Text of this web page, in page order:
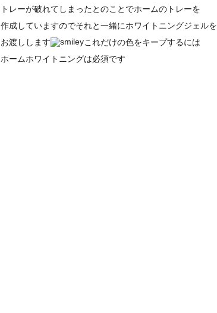
トレーが破れてしまったとのことでホームのトレーを
作成していますのでそれと一緒にホワイトニングジェルを
お渡しします
これだけの色をキープするには
ホームホワイトニングは必須です